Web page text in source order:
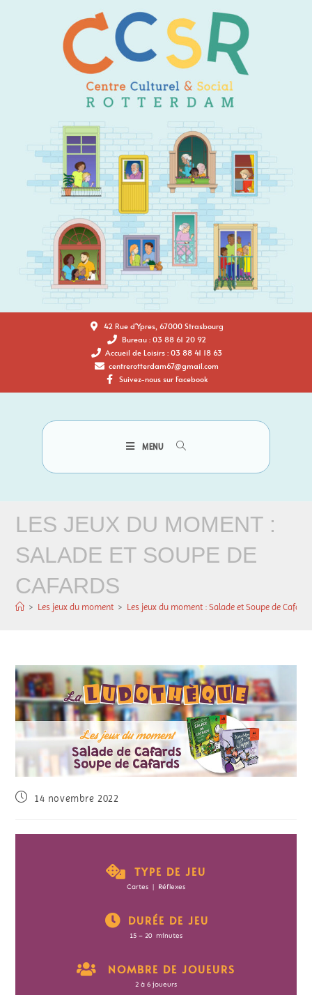
42 Rue d'Ypres, 67000 Strasbourg
Bureau : 03 88 61 20 92
Accueil de Loisirs : 03 88 41 18 63
centrerotterdam67@gmail.com
Suivez-nous sur Facebook
MENU
LES JEUX DU MOMENT :
SALADE ET SOUPE DE
CAFARDS
> Les jeux du moment > Les jeux du moment : Salade et Soupe de
14 novembre 2022
TYPE DE JEU
Cartes | Réflexes
DURÉE DE JEU
15 – 20 minutes
NOMBRE DE JOUEURS
2 à 6 joueurs